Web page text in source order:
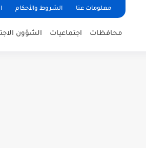
معلومات عنا الشروط والأحكام
محافظات اجتماعيات الشؤون